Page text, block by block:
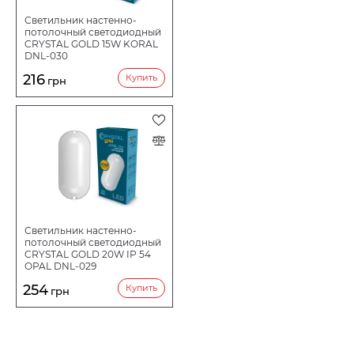
Светильник настенно-
потолочный светодиодный
CRYSTAL GOLD 15W KORAL
DNL-030
216 грн Купить
Светильник настенно-
потолочный светодиодный
CRYSTAL GOLD 20W IP 54
OPAL DNL-029
254 грн Купить